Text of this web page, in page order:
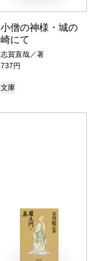
小僧の神様・城の
崎にて
志賀直哉／著
737円
文庫